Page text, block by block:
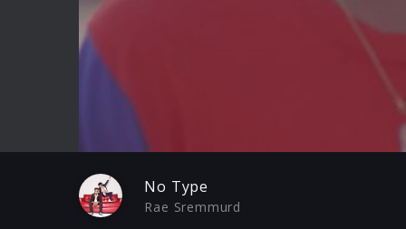
Play
No Type
Rae Sremmurd